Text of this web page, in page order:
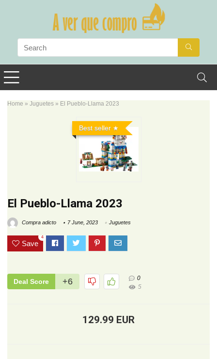
Home » Juguetes » El Pueblo-Llama 2023
Best seller
El Pueblo-Llama 2023
Compra adicto 7 June, 2023 Juguetes
Save
4
Deal Score +6
0
5
129.99 EUR